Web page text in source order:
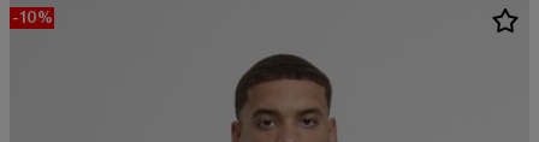
-10%